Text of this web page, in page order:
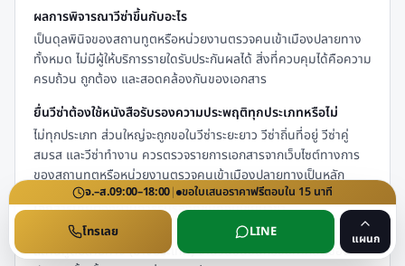
ผลการพิจารณาวีซ่าขึ้นกับอะไร
เป็นดุลพินิจของสถานทูตหรือหน่วยงานตรวจคนเข้าเมืองปลายทาง
ทั้งหมด ไม่มีผู้ให้บริการรายใดรับประกันผลได้ สิ่งที่ควบคุมได้คือความ
ครบถ้วน ถูกต้อง และสอดคล้องกันของเอกสาร
ยื่นวีซ่าต้องใช้หนังสือรับรองความประพฤติทุกประเภทหรือไม่
ไม่ทุกประเภท ส่วนใหญ่จะถูกขอในวีซ่าระยะยาว วีซ่าถิ่นที่อยู่ วีซ่าคู่
สมรส และวีซ่าทำงาน ควรตรวจรายการเอกสารจากเว็บไซต์ทางการ
ของสถานทูตหรือหน่วยงานตรวจคนเข้าเมืองปลายทางเป็นหลัก
เอกสารไทยต้องผ่านการรับรองกี่ชั้นก่อนใช้ยื่นวีซ่า
โดยทั่วไปคือ แปล → รับรองคำแปลโดยกรมการกงสุล → รับรองโดย
สถานทูตปลายทาง (บางประเทศ) จำนวนชั้นขึ้นกับข้อกำหนดของ
จ.–ส.09:00–18:00| ขอใบเสนอราคาฟรีตอบใน 15 นาที
โทรเลย LINE แผนก